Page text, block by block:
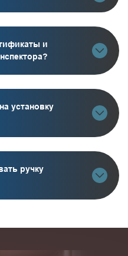
и
установку
ручку